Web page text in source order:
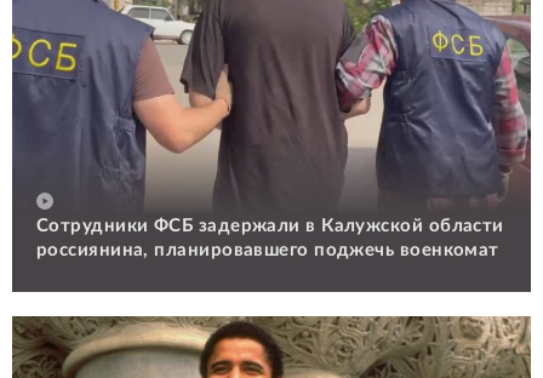
Сотрудники ФСБ задержали в Калужской области
россиянина, планировавшего поджечь военкомат